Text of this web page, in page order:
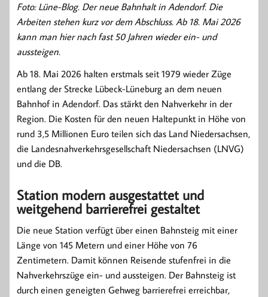
Foto: Lüne-Blog. Der neue Bahnhalt in Adendorf. Die
Arbeiten stehen kurz vor dem Abschluss. Ab 18. Mai 2026
kann man hier nach fast 50 Jahren wieder ein- und
aussteigen.
Ab 18. Mai 2026 halten erstmals seit 1979 wieder Züge
entlang der Strecke Lübeck-Lüneburg an dem neuen
Bahnhof in Adendorf. Das stärkt den Nahverkehr in der
Region. Die Kosten für den neuen Haltepunkt in Höhe von
rund 3,5 Millionen Euro teilen sich das Land Niedersachsen,
die Landesnahverkehrsgesellschaft Niedersachsen (LNVG)
und die DB.
Station modern ausgestattet und
weitgehend barrierefrei gestaltet
Die neue Station verfügt über einen Bahnsteig mit einer
Länge von 145 Metern und einer Höhe von 76
Zentimetern. Damit können Reisende stufenfrei in die
Nahverkehrszüge ein- und aussteigen. Der Bahnsteig ist
durch einen geneigten Gehweg barrierefrei erreichbar,